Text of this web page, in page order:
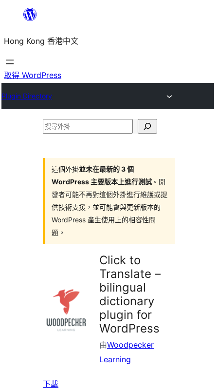
主
要
內
Hong Kong 香港中文
取得 WordPress
Plugin Directory
搜
這個外掛並未在最新的 3 個
WordPress 主要版本上進行測試 。開
發者可能不再對這個外掛進行維護或提
供技術支援，並可能會與更新版本的
WordPress 產生使用上的相容性問
題。
Click to
Translate –
bilingual
dictionary
plugin for
WordPress
由Woodpecker
Learning
下載